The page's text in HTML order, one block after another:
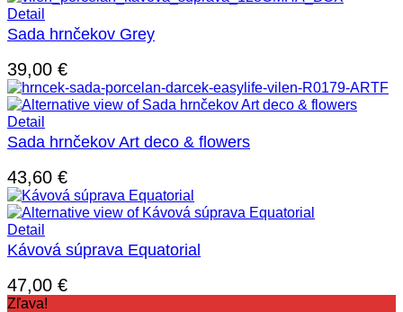
Detail
Sada hrnčekov Grey
39,00 €
Detail
Sada hrnčekov Art deco & flowers
43,60 €
Detail
Kávová súprava Equatorial
47,00 €
Zľava!